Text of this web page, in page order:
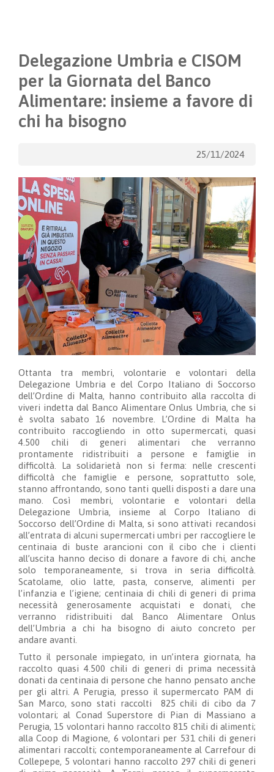
Delegazione Umbria e CISOM
per la Giornata del Banco
Alimentare: insieme a favore di
chi ha bisogno
25/11/2024
Ottanta tra membri, volontarie e volontari della
Delegazione Umbria e del Corpo Italiano di Soccorso
dell’Ordine di Malta, hanno contribuito alla raccolta di
viveri indetta dal Banco Alimentare Onlus Umbria, che si
è svolta sabato 16 novembre. L’Ordine di Malta ha
contribuito raccogliendo in otto supermercati, quasi
4.500 chili di generi alimentari che verranno
prontamente ridistribuiti a persone e famiglie in
difficoltà. La solidarietà non si ferma: nelle crescenti
difficoltà che famiglie e persone, soprattutto sole,
stanno affrontando, sono tanti quelli disposti a dare una
mano. Così membri, volontarie e volontari della
Delegazione Umbria, insieme al Corpo Italiano di
Soccorso dell’Ordine di Malta, si sono attivati recandosi
all’entrata di alcuni supermercati umbri per raccogliere le
centinaia di buste arancioni con il cibo che i clienti
all’uscita hanno deciso di donare a favore di chi, anche
solo temporaneamente, si trova in seria difficoltà.
Scatolame, olio latte, pasta, conserve, alimenti per
l’infanzia e l’igiene; centinaia di chili di generi di prima
necessità generosamente acquistati e donati, che
verranno ridistribuiti dal Banco Alimentare Onlus
dell’Umbria a chi ha bisogno di aiuto concreto per
andare avanti.
Tutto il personale impiegato, in un’intera giornata, ha
raccolto quasi 4.500 chili di generi di prima necessità
donati da centinaia di persone che hanno pensato anche
per gli altri. A Perugia, presso il supermercato PAM di
San Marco, sono stati raccolti 825 chili di cibo da 7
volontari; al Conad Superstore di Pian di Massiano a
Perugia, 15 volontari hanno raccolto 815 chili di alimenti;
alla Coop di Magione, 6 volontari per 531 chili di generi
alimentari raccolti; contemporaneamente al Carrefour di
Collepepe, 5 volontari hanno raccolto 297 chili di generi